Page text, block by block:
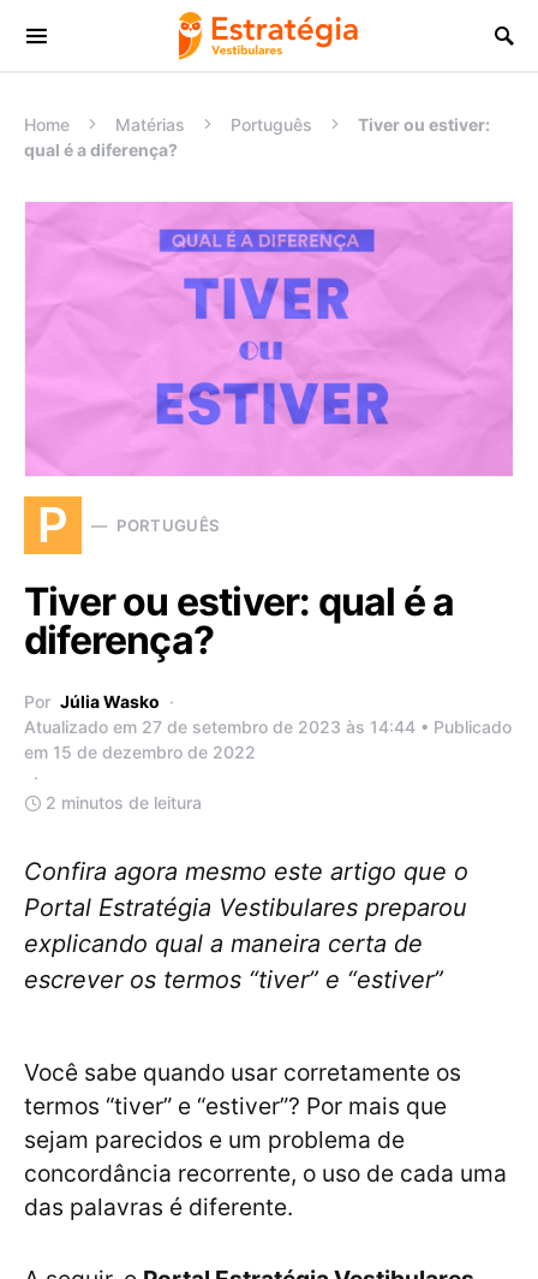
Procurar:
Home Matérias Português
Tiver ou estiver:
qual é a diferença?
P PORTUGUÊS
Tiver ou estiver: qual é a
diferença?
Por Júlia Wasko
Atualizado em 27 de setembro de 2023 às 14:44 • Publicado
em 15 de dezembro de 2022
2 minutos de leitura
Confira agora mesmo este artigo que o
Portal Estratégia Vestibulares preparou
explicando qual a maneira certa de
escrever os termos “tiver” e “estiver”
Você sabe quando usar corretamente os
termos “tiver” e “estiver”? Por mais que
sejam parecidos e um problema de
concordância recorrente, o uso de cada uma
das palavras é diferente.